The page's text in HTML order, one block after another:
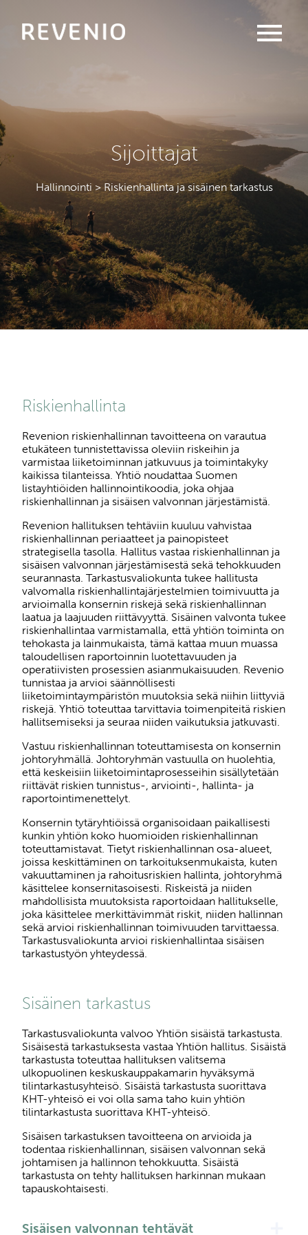
menu
Sijoittajat
Hallinnointi > Riskienhallinta ja sisäinen tarkastus
Riskienhallinta
Revenion riskienhallinnan tavoitteena on varautua
etukäteen tunnistettavissa oleviin riskeihin ja
varmistaa liiketoiminnan jatkuvuus ja toimintakyky
kaikissa tilanteissa. Yhtiö noudattaa Suomen
listayhtiöiden hallinnointikoodia, joka ohjaa
riskienhallinnan ja sisäisen valvonnan järjestämistä.
Revenion hallituksen tehtäviin kuuluu vahvistaa
riskienhallinnan periaatteet ja painopisteet
strategisella tasolla. Hallitus vastaa riskienhallinnan ja
sisäisen valvonnan järjestämisestä sekä tehokkuuden
seurannasta. Tarkastusvaliokunta tukee hallitusta
valvomalla riskienhallintajärjestelmien toimivuutta ja
arvioimalla konsernin riskejä sekä riskienhallinnan
laatua ja laajuuden riittävyyttä. Sisäinen valvonta tukee
riskienhallintaa varmistamalla, että yhtiön toiminta on
tehokasta ja lainmukaista, tämä kattaa muun muassa
taloudellisen raportoinnin luotettavuuden ja
operatiivisten prosessien asianmukaisuuden. Revenio
tunnistaa ja arvioi säännöllisesti
liiketoimintaympäristön muutoksia sekä niihin liittyviä
riskejä. Yhtiö toteuttaa tarvittavia toimenpiteitä riskien
hallitsemiseksi ja seuraa niiden vaikutuksia jatkuvasti.
Vastuu riskienhallinnan toteuttamisesta on konsernin
johtoryhmällä. Johtoryhmän vastuulla on huolehtia,
että keskeisiin liiketoimintaprosesseihin sisällytetään
riittävät riskien tunnistus-, arviointi-, hallinta- ja
raportointimenettelyt.
Konsernin tytäryhtiöissä organisoidaan paikallisesti
kunkin yhtiön koko huomioiden riskienhallinnan
toteuttamistavat. Tietyt riskienhallinnan osa-alueet,
joissa keskittäminen on tarkoituksenmukaista, kuten
vakuuttaminen ja rahoitusriskien hallinta, johtoryhmä
käsittelee konsernitasoisesti. Riskeistä ja niiden
mahdollisista muutoksista raportoidaan hallitukselle,
joka käsittelee merkittävimmät riskit, niiden hallinnan
sekä arvioi riskienhallinnan toimivuuden tarvittaessa.
Tarkastusvaliokunta arvioi riskienhallintaa sisäisen
tarkastustyön yhteydessä.
Sisäinen tarkastus
Tarkastusvaliokunta valvoo Yhtiön sisäistä tarkastusta.
Sisäisestä tarkastuksesta vastaa Yhtiön hallitus. Sisäistä
tarkastusta toteuttaa hallituksen valitsema
ulkopuolinen keskuskauppakamarin hyväksymä
tilintarkastusyhteisö. Sisäistä tarkastusta suorittava
KHT-yhteisö ei voi olla sama taho kuin yhtiön
tilintarkastusta suorittava KHT-yhteisö.
Sisäisen tarkastuksen tavoitteena on arvioida ja
todentaa riskienhallinnan, sisäisen valvonnan sekä
johtamisen ja hallinnon tehokkuutta. Sisäistä
tarkastusta on tehty hallituksen harkinnan mukaan
tapauskohtaisesti.
Sisäisen valvonnan tehtävät